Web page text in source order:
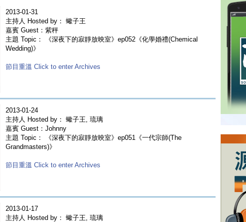
2013-01-31
主持人 Hosted by： 蠍子王
嘉賓 Guest：紫秤
主題 Topic： 《深夜下的寂靜放映室》ep052《化學婚禮(Chemical
Wedding)》
節目重溫 Click to enter Archives
2013-01-24
主持人 Hosted by： 蠍子王, 琉璃
嘉賓 Guest：Johnny
主題 Topic： 《深夜下的寂靜放映室》ep051《一代宗師(The
Grandmasters)》
節目重溫 Click to enter Archives
2013-01-17
主持人 Hosted by： 蠍子王, 琉璃